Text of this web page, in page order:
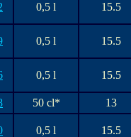
0,5 l 15.5
0,5 l 15.5
0,5 l 15.5
50 cl* 13
0,5 l 15.5